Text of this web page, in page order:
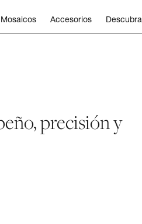
Mosaicos Accesorios Descubra
precisión y